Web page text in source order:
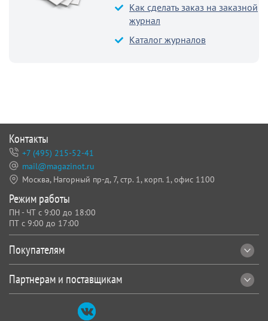
Как сделать заказ на заказной
журнал
Каталог журналов
Покупателям
Партнерам и поставщикам
Контакты
+7 (495) 215-52-41
mail@magazinot.ru
Москва, Нагорный пр-д, 7, стр. 1, корп. 1, офис 1100
Режим работы
ПН - ЧТ с 9:00 до 18:00
ПТ с 9:00 до 17:00